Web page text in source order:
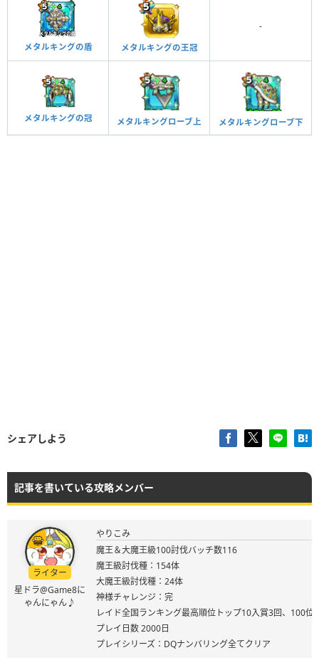
メタルキングの盾 メタルキングの王冠
-
メタルキングの冠 メタルキングローブ上 メタルキングローブ下
シェアしよう
記事を書いている攻略メンバー
ライター
星ドラ@Game8に
ゃんにゃん♪
やりこみ
魔王＆大魔王級100討伐バッチ数116
魔王級討伐種：154体
大魔王級討伐種：24体
神様チャレンジ：完
レイド全国ランキング最高順位トップ10入賞3回、100位
プレイ日数 2000日
プレイシリーズ：DQナンバリング全てクリア